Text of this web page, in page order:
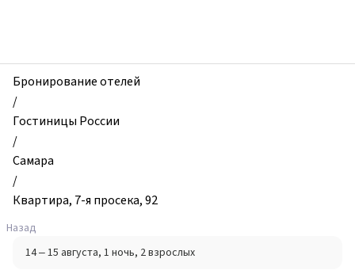
и
квартиры,
Квартира,
7-
просека,
92,
Самара,
Россия
Бронирование отелей
/
Гостиницы России
/
Самара
/
Квартира, 7-я просека, 92
Назад
14 – 15 августа, 1 ночь, 2 взрослых